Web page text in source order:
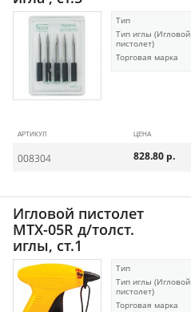
Тип
Тип иглы (Игловой
пистолет)
Торговая марка
АРТИКУЛ ЦЕНА
008304 828.80 р.
Игловой пистолет
МТХ-05R д/толст.
иглы, ст.1
Тип
Тип иглы (Игловой
пистолет)
Торговая марка